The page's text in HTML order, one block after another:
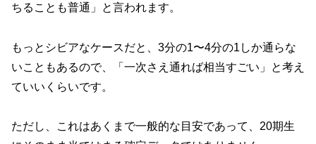
ちることも普通」
と言われます。
もっとシビアなケースだと、3分の1〜4分の1しか通らな
いこともあるので、「一次さえ通れば相当すごい」と考え
ていいくらいです。
ただし、これはあくまで一般的な目安であって、20期生